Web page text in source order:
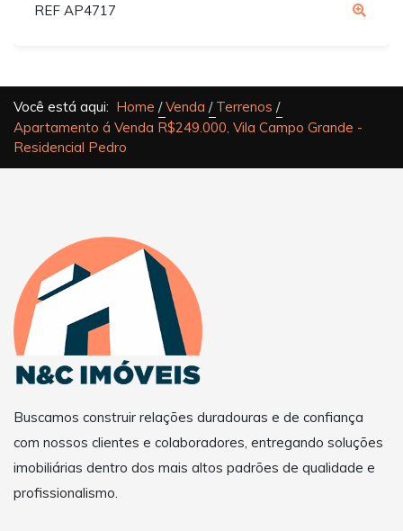
REF AP4717
Você está aqui: Home Venda
Terrenos
Apartamento á Venda R$249.000, Vila Campo Grande -
Residencial Pedro
Buscamos construir relações duradouras e de confiança
com nossos clientes e colaboradores, entregando soluções
imobiliárias dentro dos mais altos padrões de qualidade e
profissionalismo.